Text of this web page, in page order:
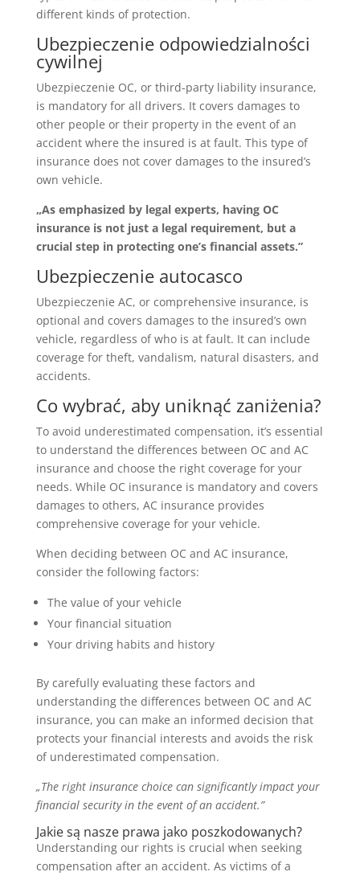
different kinds of protection.
Ubezpieczenie odpowiedzialności
cywilnej
Ubezpieczenie OC, or third-party liability insurance,
is mandatory for all drivers. It covers damages to
other people or their property in the event of an
accident where the insured is at fault. This type of
insurance does not cover damages to the insured’s
own vehicle.
„As emphasized by legal experts, having OC
insurance is not just a legal requirement, but a
crucial step in protecting one’s financial assets.”
Ubezpieczenie autocasco
Ubezpieczenie AC, or comprehensive insurance, is
optional and covers damages to the insured’s own
vehicle, regardless of who is at fault. It can include
coverage for theft, vandalism, natural disasters, and
accidents.
Co wybrać, aby uniknąć zaniżenia?
To avoid underestimated compensation, it’s essential
to understand the differences between OC and AC
insurance and choose the right coverage for your
needs. While OC insurance is mandatory and covers
damages to others, AC insurance provides
comprehensive coverage for your vehicle.
When deciding between OC and AC insurance,
consider the following factors:
The value of your vehicle
Your financial situation
Your driving habits and history
By carefully evaluating these factors and
understanding the differences between OC and AC
insurance, you can make an informed decision that
protects your financial interests and avoids the risk
of underestimated compensation.
„The right insurance choice can significantly impact your
financial security in the event of an accident.”
Jakie są nasze prawa jako poszkodowanych?
Understanding our rights is crucial when seeking
compensation after an accident. As victims of a